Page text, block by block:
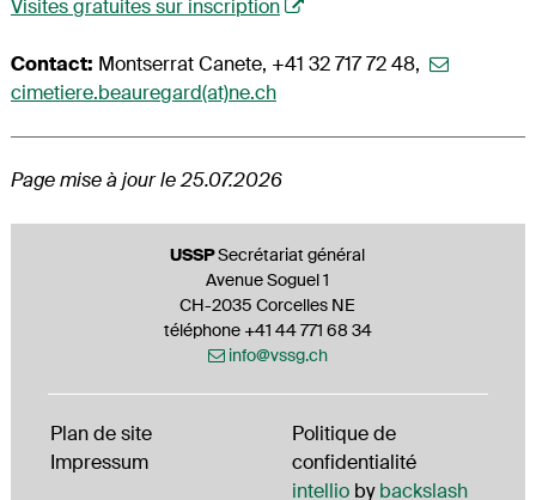
Visites gratuites sur inscription
Contact: Montserrat Canete, +41 32 717 72 48,
cimetiere.beauregard(at)ne.ch
Page mise à jour le 25.07.2026
USSPSecrétariat général
Avenue Soguel 1
CH-2035 Corcelles NE
téléphone +41 44 771 68 34
info@vssg.ch
Plan de site
Impressum
Politique de
confidentialité
intelliobybackslash